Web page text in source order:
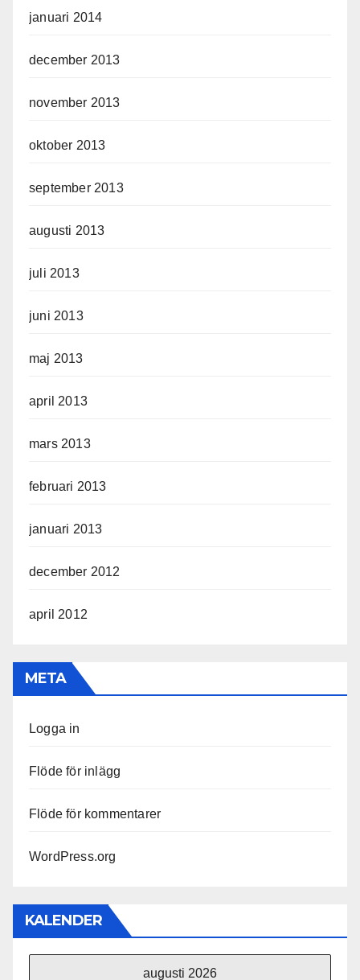
januari 2014
december 2013
november 2013
oktober 2013
september 2013
augusti 2013
juli 2013
juni 2013
maj 2013
april 2013
mars 2013
februari 2013
januari 2013
december 2012
april 2012
META
Logga in
Flöde för inlägg
Flöde för kommentarer
WordPress.org
KALENDER
augusti 2026